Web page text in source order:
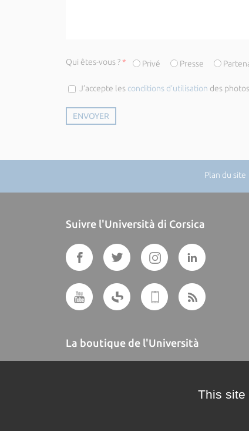
Qui êtes-vous ?* Privé Presse
J’accepte les conditions d’utilisation des
Plan du site
Suivre l'Università di Corsica
La boutique de l'Università
This site